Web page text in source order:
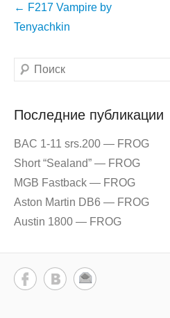
Навигация
по
← F217 Vampire by
Tenyachkin
Поиск
Последние публикации
BAC 1-11 srs.200 — FROG
Short “Sealand” — FROG
MGB Fastback — FROG
Aston Martin DB6 — FROG
Austin 1800 — FROG